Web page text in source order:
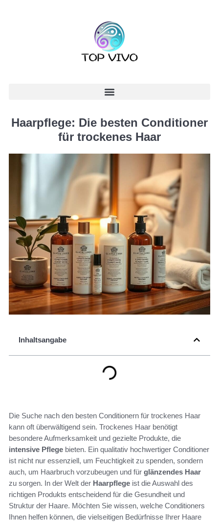
Haarpflege: Die besten Conditioner
für trockenes Haar
Inhaltsangabe
Die Suche nach den besten Conditionern für trockenes Haar
kann oft überwältigend sein. Trockenes Haar benötigt
besondere Aufmerksamkeit und gezielte Produkte, die
intensive Pflege bieten. Ein qualitativ hochwertiger Conditioner
ist nicht nur essenziell, um Feuchtigkeit zu spenden, sondern
auch, um Haarbruch vorzubeugen und für glänzendes Haar
zu sorgen. In der Welt der Haarpflege ist die Auswahl des
richtigen Produkts entscheidend für die Gesundheit und
Struktur der Haare. Möchten Sie wissen, welche Conditioners
Ihnen helfen können, die vielseitigen Bedürfnisse Ihrer Haare